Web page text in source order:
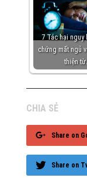
7 Tác hại nguy
chứng mất ngủ
thiện
CHIA SẺ
Share on
Share on